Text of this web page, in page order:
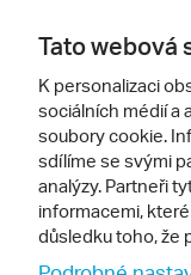
Rady na cestu
Cestovní kanceláře
Zájazdy.sk
Sledujte nás
Tato webová
K personalizaci
sociálních médií a
soubory cookie.
sdílíme se svými
analýzy. Partneři
informacemi,
důsledku toho, že